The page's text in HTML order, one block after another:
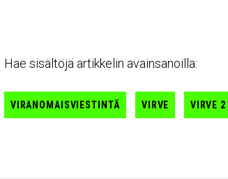
Hae sisältöjä artikkelin avainsanoilla:
VIRANOMAISVIESTINTÄ VIRVE VIRVE 2